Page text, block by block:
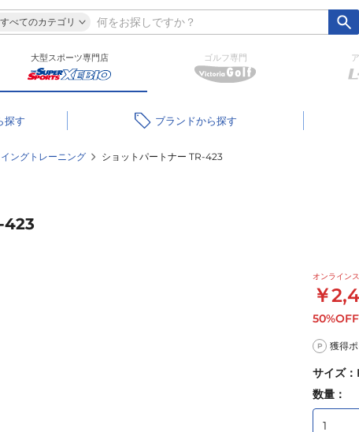
すべてのカテゴリ
大型スポーツ専門店 ゴルフ専門
ブランド
イングトレーニング ショットパートナー TR-423
423
オンライン
￥
50%OFF
P 獲得ポ
サイズ：
数量：